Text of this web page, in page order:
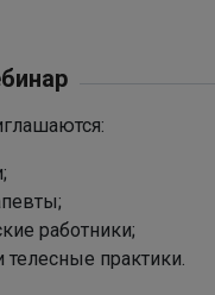
работники;
телесные практики.